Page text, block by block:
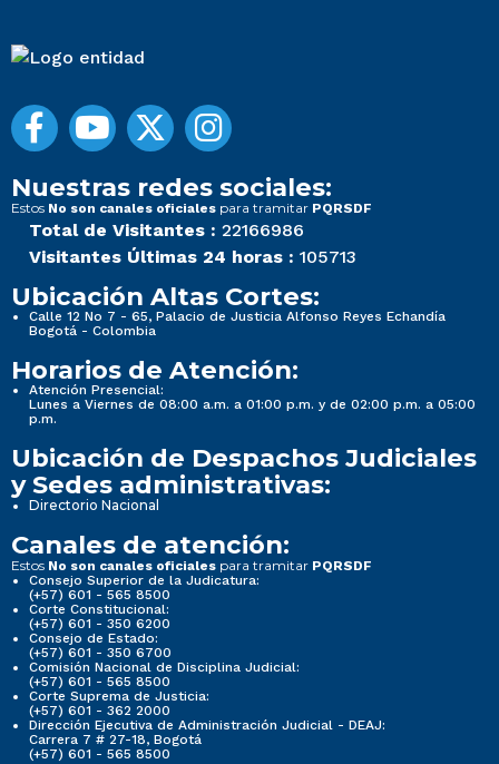
Nuestras redes sociales:
Estos No son canales oficiales para tramitar PQRSDF
Total de Visitantes : 22166986
Visitantes Últimas 24 horas : 105713
Ubicación Altas Cortes:
Calle 12 No 7 - 65, Palacio de Justicia Alfonso Reyes Echandía
Bogotá - Colombia
Horarios de Atención:
Atención Presencial:
Lunes a Viernes de 08:00 a.m. a 01:00 p.m. y de 02:00 p.m. a 05:00
p.m.
Ubicación de Despachos Judiciales
y Sedes administrativas:
Directorio Nacional
Canales de atención:
Estos No son canales oficiales para tramitar PQRSDF
Consejo Superior de la Judicatura:
(+57) 601 - 565 8500
Corte Constitucional:
(+57) 601 - 350 6200
Consejo de Estado:
(+57) 601 - 350 6700
Comisión Nacional de Disciplina Judicial:
(+57) 601 - 565 8500
Corte Suprema de Justicia:
(+57) 601 - 362 2000
Dirección Ejecutiva de Administración Judicial - DEAJ:
Carrera 7 # 27-18, Bogotá
(+57) 601 - 565 8500